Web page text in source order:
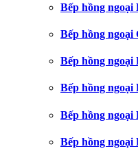
Bếp hồng ngoại
Bếp hồng ngoại
Bếp hồng ngoại
Bếp hồng ngoại
Bếp hồng ngoại
Bếp hồng ngoại